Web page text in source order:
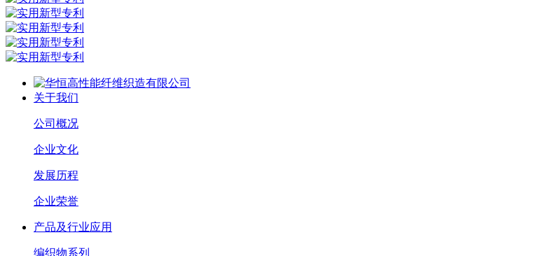
关于我们
公司概况
企业文化
发展历程
企业荣誉
产品及行业应用
编织物系列